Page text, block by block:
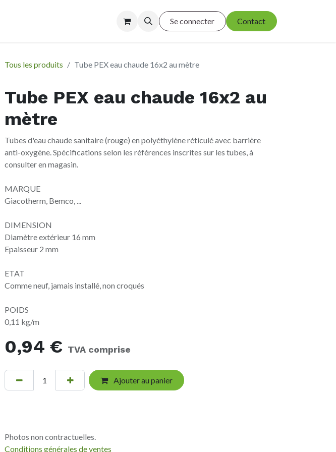
Se connecter Contact
Tous les produits Tube PEX eau chaude 16x2 au mètre
Tube PEX eau chaude 16x2 au
mètre
Tubes d'eau chaude sanitaire (rouge) en polyéthylène réticulé avec barrière
anti-oxygène. Spécifications selon les références inscrites sur les tubes, à
consulter en magasin.
MARQUE
Giacotherm, Bemco, ...
DIMENSION
Diamètre extérieur 16 mm
Epaisseur 2 mm
ETAT
Comme neuf, jamais installé, non croqués
POIDS
0,11 kg/m
0,94 € TVA comprise
Ajouter au panier
Photos non contractuelles.
Conditions générales de ventes